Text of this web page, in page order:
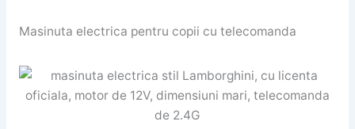
Masinuta electrica pentru copii cu telecomanda